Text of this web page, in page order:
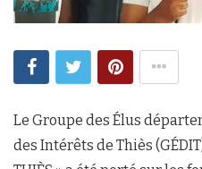
Le Groupe des Élus
des Intérêts de Thiès